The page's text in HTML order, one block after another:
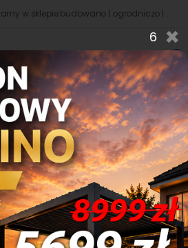
5 ×
budowano | ogrodniczo |
0